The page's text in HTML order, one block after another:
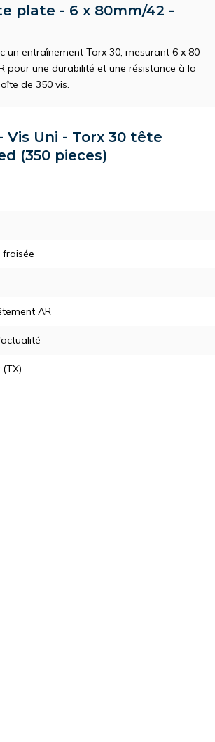
plate - 6 x 80mm/42 -
un entraînement Torx 30, mesurant 6 x 80
pour une durabilité et une résistance à la
de 350 vis.
Uni - Torx 30 tête
(350 pieces)
fraisée
AR